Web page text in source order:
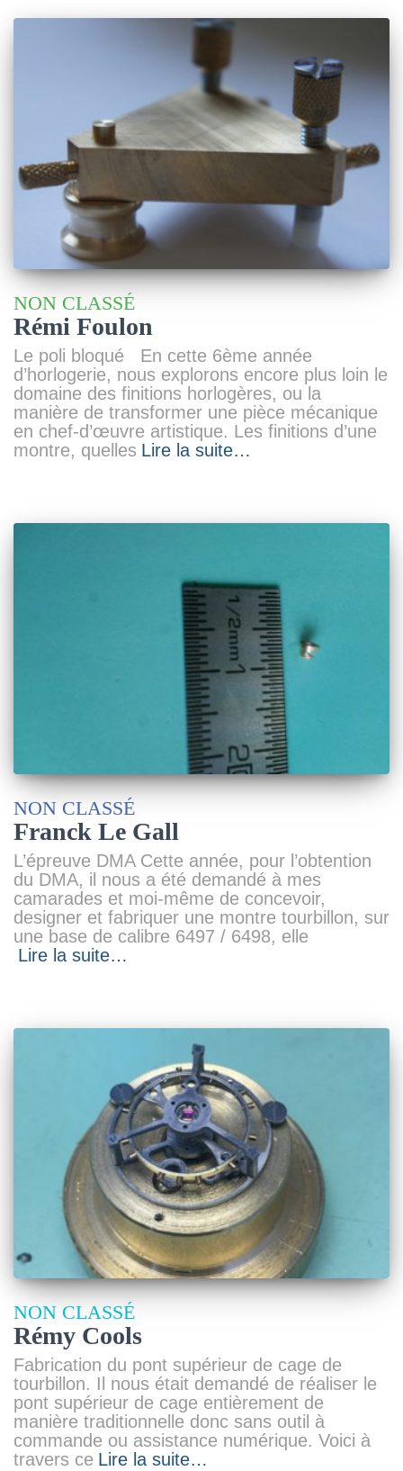
NON CLASSÉ
Rémi Foulon
Le poli bloqué En cette 6ème année
d’horlogerie, nous explorons encore plus loin le
domaine des finitions horlogères, ou la
manière de transformer une pièce mécanique
en chef-d’œuvre artistique. Les finitions d’une
montre, quelles Lire la suite…
NON CLASSÉ
Franck Le Gall
L’épreuve DMA Cette année, pour l’obtention
du DMA, il nous a été demandé à mes
camarades et moi-même de concevoir,
designer et fabriquer une montre tourbillon, sur
une base de calibre 6497 / 6498, elle
Lire la suite…
NON CLASSÉ
Rémy Cools
Fabrication du pont supérieur de cage de
tourbillon. Il nous était demandé de réaliser le
pont supérieur de cage entièrement de
manière traditionnelle donc sans outil à
commande ou assistance numérique. Voici à
travers ce Lire la suite…